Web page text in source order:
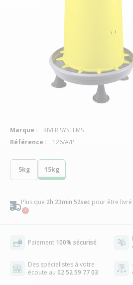
5kg 15kg
Plus que 2h 23min 51sec pour être livré
Paiement 100% sécurisé
Des spécialistes à votre
écoute au 02 52 59 77 03
Marque :
RIVER SYSTEMS
Référence :
126/A/P